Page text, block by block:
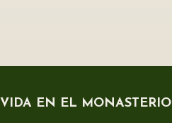
VIDA EN EL MONASTERIO